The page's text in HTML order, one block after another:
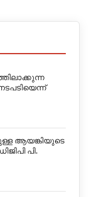
ആയങ്കിയുടെ
പി.